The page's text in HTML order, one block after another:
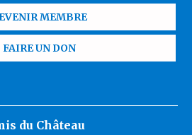
MEMBRE
FAIRE UN DON
du Château